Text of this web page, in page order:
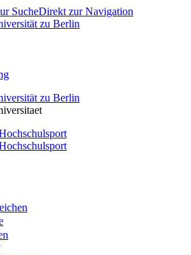
SucheDirekt zur Navigation